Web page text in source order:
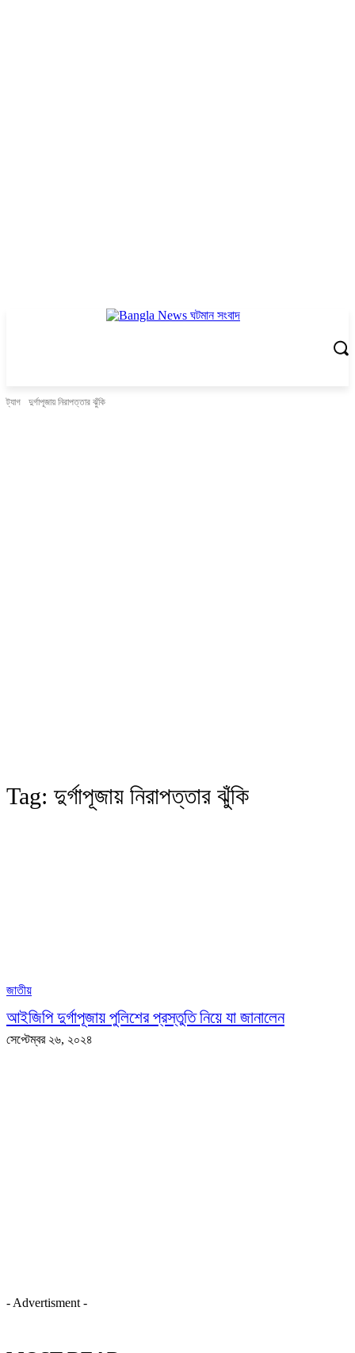
ট্যাগ দুর্গাপূজায় নিরাপত্তার ঝুঁকি
Tag:দুর্গাপূজায় নিরাপত্তার ঝুঁকি
জাতীয়
আইজিপি দুর্গাপূজায় পুলিশের প্রস্তুতি নিয়ে যা জানালেন
সেপ্টেম্বর ২৬, ২০২৪
- Advertisment -